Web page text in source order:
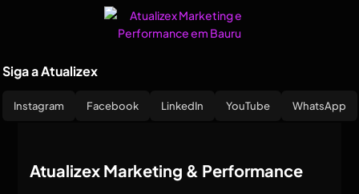
Siga a Atualizex
Instagram Facebook LinkedIn YouTube WhatsApp
Atualizex Marketing & Performance